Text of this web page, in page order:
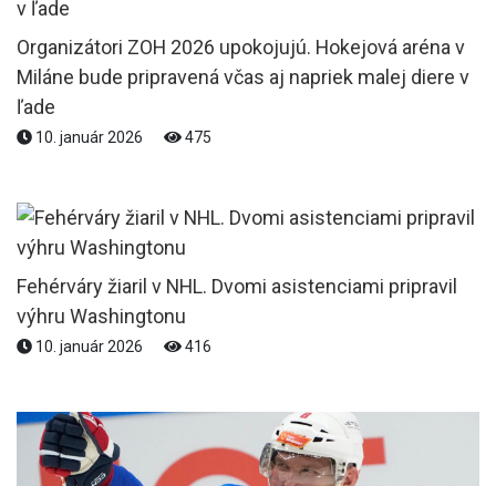
Organizátori ZOH 2026 upokojujú. Hokejová aréna v
Miláne bude pripravená včas aj napriek malej diere v
ľade
10. január 2026 475
Fehérváry žiaril v NHL. Dvomi asistenciami pripravil
výhru Washingtonu
10. január 2026 416